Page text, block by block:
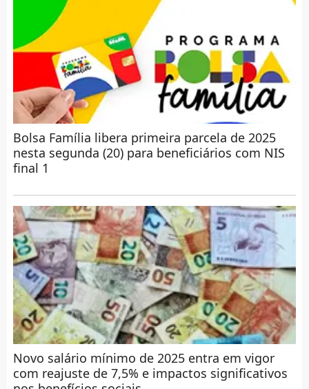
Bolsa Família libera primeira parcela de 2025
nesta segunda (20) para beneficiários com NIS
final 1
Novo salário mínimo de 2025 entra em vigor
com reajuste de 7,5% e impactos significativos